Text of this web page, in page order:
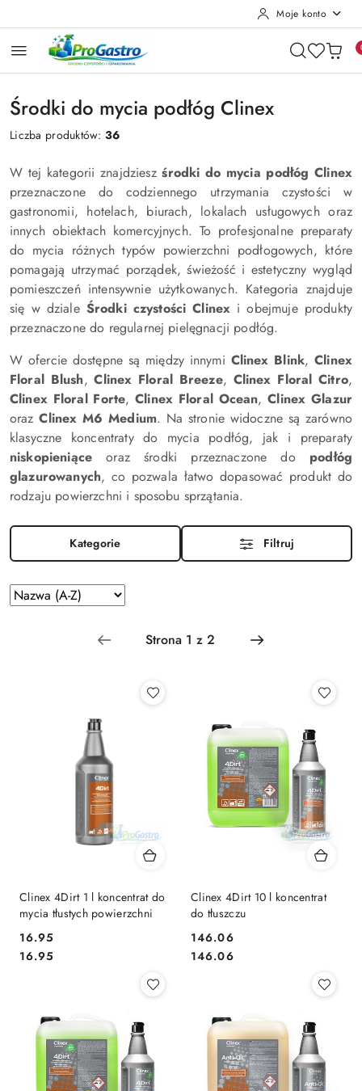
Moje konto
Środki do mycia podłóg Clinex
Liczba produktów:36
W tej kategorii znajdzieszśrodki do mycia podłóg Clinex
przeznaczone do codziennego utrzymania czystości w
gastronomii, hotelach, biurach, lokalach usługowych oraz
innych obiektach komercyjnych. To profesjonalne preparaty
do mycia różnych typów powierzchni podłogowych, które
pomagają utrzymać porządek, świeżość i estetyczny wygląd
pomieszczeń intensywnie użytkowanych. Kategoria znajduje
się w dziale Środki czystości Clinex i obejmuje produkty
przeznaczone do regularnej pielęgnacji podłóg.
W ofercie dostępne są między innymi Clinex Blink,Clinex
Floral Blush,Clinex Floral Breeze, Clinex Floral Citro,
Clinex Floral Forte,Clinex Floral Ocean,Clinex Glazur
orazClinex M6 Medium. Na stronie widoczne są zarówno
klasyczne koncentraty do mycia podłóg, jak i preparaty
niskopieniące oraz środki przeznaczone do podłóg
glazurowanych, co pozwala łatwo dopasować produkt do
rodzaju powierzchni i sposobu sprzątania.
Kategorie Filtruj
Zastosowano
sortowanie:
Sortuj
według
Clinex 4Dirt 1 l koncentrat do
mycia tłustych powierzchni
Cena:
16.95
Cena:
16.95
Clinex 4Dirt 10 l koncentrat
do tłuszczu
Cena:
146.06
Cena:
146.06